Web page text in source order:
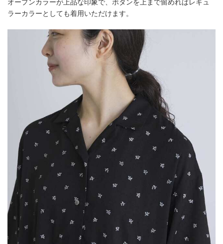
オープンカラーが上品な印象で、ボタンを上まで留めればレギュ
ラーカラーとしても着用いただけます。